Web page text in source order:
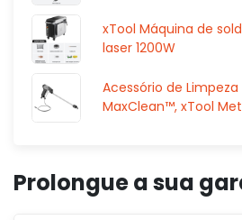
19
xTool Máquina de
laser 1200W
Acessório de Limpeza
MaxClean™, xTool
Prolongue a sua